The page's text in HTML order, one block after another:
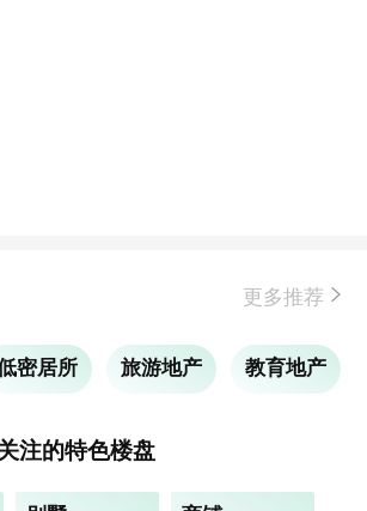
更多推荐
密居所 旅游地产 教育地产
注的特色楼盘